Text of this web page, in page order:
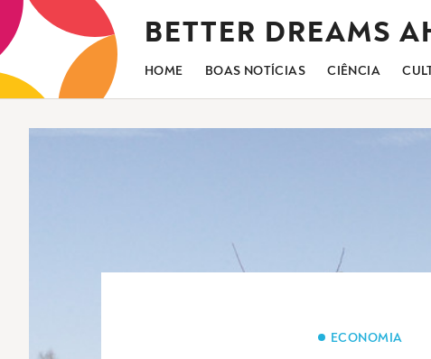
Saltar
para
o
conteúdo
BETTER DREAMS
HOME BOAS NOTÍCIAS CIÊNCIA
ECONOMIA